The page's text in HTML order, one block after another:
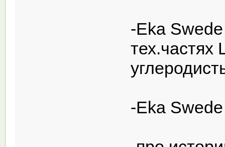
-Eka
тех.частях
-Eka